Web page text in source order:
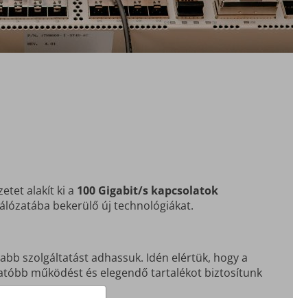
alakít ki a 100 Gigabit/s kapcsolatok
bekerülő új technológiákat.
szolgáltatást adhassuk. Idén elértük, hogy a
működést és elegendő tartalékot biztosítunk